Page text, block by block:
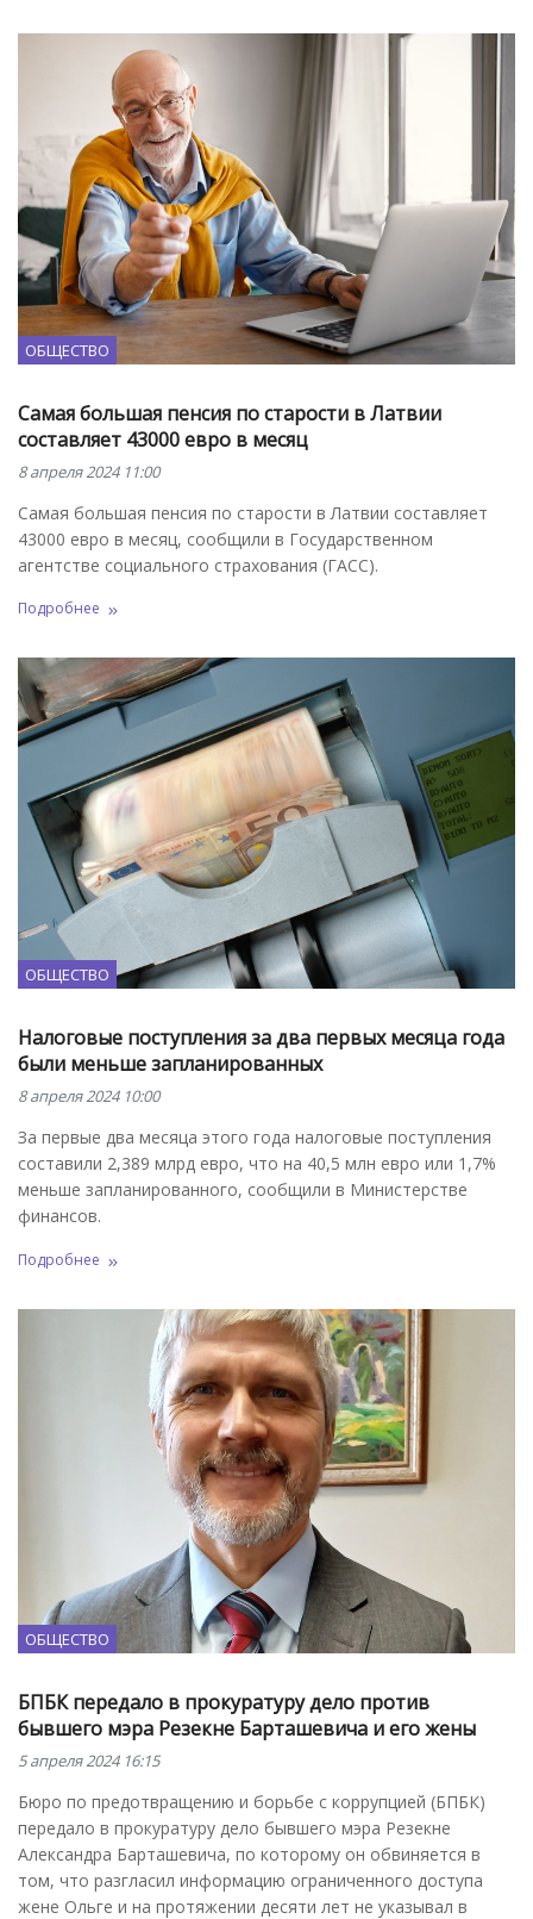
ОБЩЕСТВО
Самая большая пенсия по старости в Латвии
составляет 43000 евро в месяц
8 апреля 2024 11:00
Самая большая пенсия по старости в Латвии составляет
43000 евро в месяц, сообщили в Государственном
агентстве социального страхования (ГАСС).
Подробнее
ОБЩЕСТВО
Налоговые поступления за два первых месяца года
были меньше запланированных
8 апреля 2024 10:00
За первые два месяца этого года налоговые поступления
составили 2,389 млрд евро, что на 40,5 млн евро или 1,7%
меньше запланированного, сообщили в Министерстве
финансов.
Подробнее
ОБЩЕСТВО
БПБК передало в прокуратуру дело против
бывшего мэра Резекне Барташевича и его жены
5 апреля 2024 16:15
Бюро по предотвращению и борьбе с коррупцией (БПБК)
передало в прокуратуру дело бывшего мэра Резекне
Александра Барташевича, по которому он обвиняется в
том, что разгласил информацию ограниченного доступа
жене Ольге и на протяжении десяти лет не указывал в